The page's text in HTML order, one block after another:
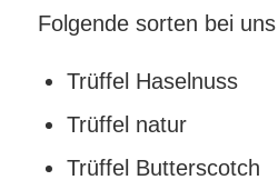
Folgende sorten bei
Trüffel Haselnuss
Trüffel natur
Trüffel Butterscotch